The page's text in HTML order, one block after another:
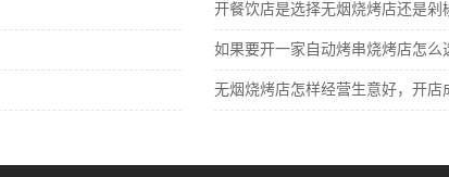
开餐饮店是选择无烟烧烤店还是剁
如果要开一家自动烤串烧烤店怎么
无烟烧烤店怎样经营生意好，开店